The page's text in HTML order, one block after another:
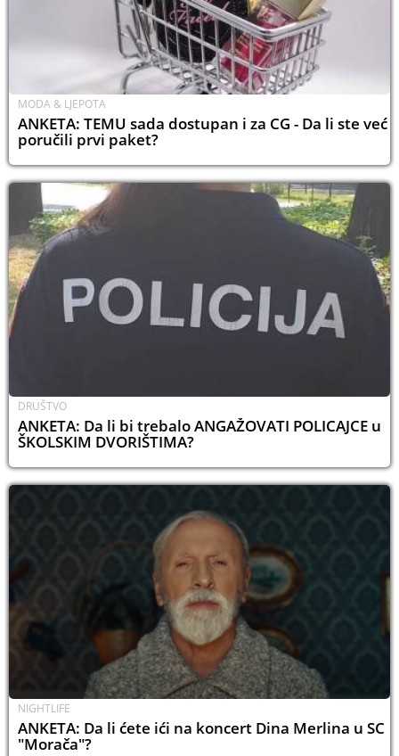
MODA & LJEPOTA
ANKETA: TEMU sada dostupan i za CG - Da li ste već
poručili prvi paket?
DRUŠTVO
ANKETA: Da li bi trebalo ANGAŽOVATI POLICAJCE u
ŠKOLSKIM DVORIŠTIMA?
NIGHTLIFE
ANKETA: Da li ćete ići na koncert Dina Merlina u SC
"Morača"?